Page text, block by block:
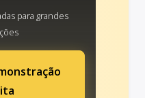
para grandes